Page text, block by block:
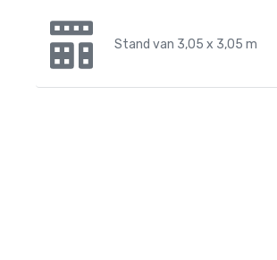
Stand van 3,05 x 3,05 m